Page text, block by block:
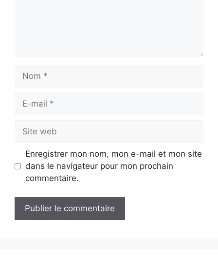
Nom
Site
web
Enregistrer mon nom, mon e-mail et mon site
dans le navigateur pour mon prochain
commentaire.